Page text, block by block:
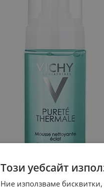
Този уебсайт
Ние използваме